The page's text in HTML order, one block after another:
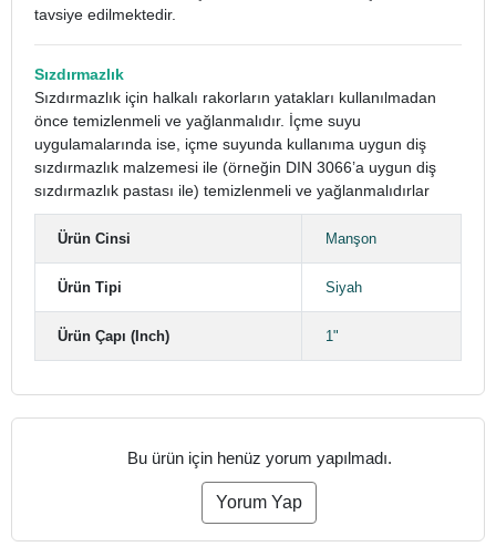
tavsiye edilmektedir.
Sızdırmazlık
Sızdırmazlık için halkalı rakorların yatakları kullanılmadan
önce temizlenmeli ve yağlanmalıdır. İçme suyu
uygulamalarında ise, içme suyunda kullanıma uygun diş
sızdırmazlık malzemesi ile (örneğin DIN 3066’a uygun diş
sızdırmazlık pastası ile) temizlenmeli ve yağlanmalıdırlar
Ürün Cinsi Manşon
Ürün Tipi Siyah
Ürün Çapı (Inch) 1"
Bu ürün için henüz yorum yapılmadı.
Yorum Yap